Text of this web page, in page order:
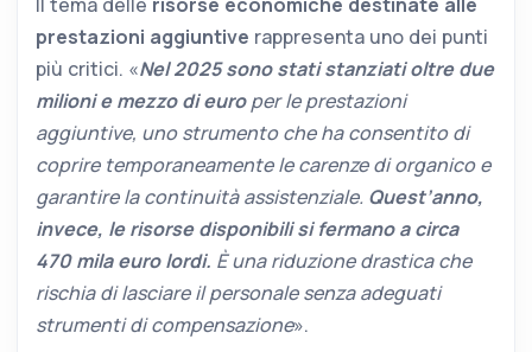
prestazioni aggiuntive rappresenta uno dei punti
più critici. «Nel 2025 sono stati stanziati oltre due
milioni e mezzo di europer le prestazioni
aggiuntive, uno strumento che ha consentito di
coprire temporaneamente le carenze di organico e
garantire la continuità assistenziale. Quest’anno,
invece, le risorse disponibili si fermano a circa
470 mila euro lordi. È una riduzione drastica che
rischia di lasciare il personale senza adeguati
strumenti di compensazione».